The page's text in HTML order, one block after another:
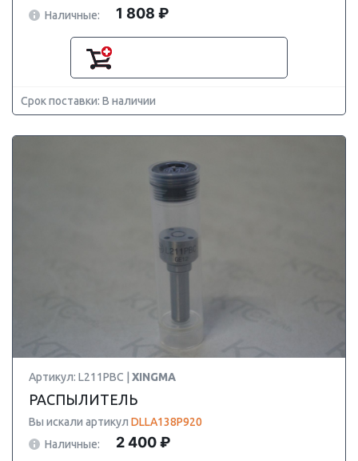
Наличные:
1 808 ₽
Срок поставки: В наличии
Артикул: L211PBC | XINGMA
РАСПЫЛИТЕЛЬ
Вы искали артикул DLLA138P920
Наличные:
2 400 ₽